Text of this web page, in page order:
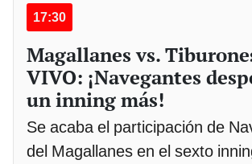
17:30
Magallanes vs.
VIVO: ¡Navegantes
un inning más!
Se acaba el participación de
del Magallanes en el sexto